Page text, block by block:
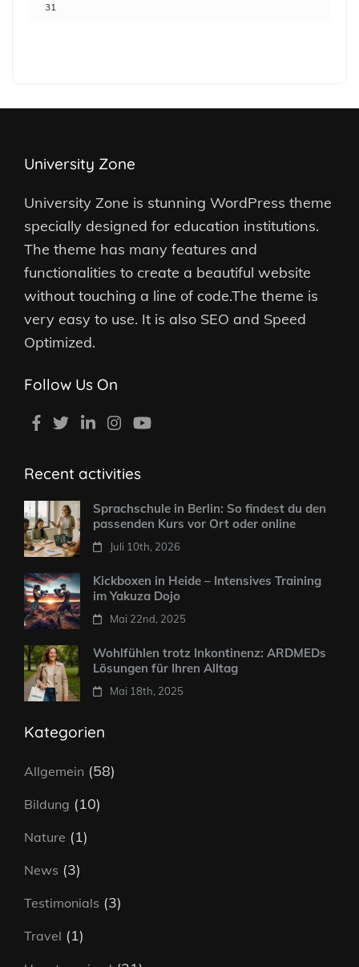
31
University Zone
University Zone is stunning WordPress theme
specially designed for education institutions.
The theme has many features and
functionalities to create a beautiful website
without touching a line of code.The theme is
very easy to use. It is also SEO and Speed
Optimized.
Follow Us On
Recent activities
Sprachschule in Berlin: So findest du den
passenden Kurs vor Ort oder online
Juli 10th, 2026
Kickboxen in Heide – Intensives Training
im Yakuza Dojo
Mai 22nd, 2025
Wohlfühlen trotz Inkontinenz: ARDMEDs
Lösungen für Ihren Alltag
Mai 18th, 2025
Kategorien
Allgemein (58)
Bildung (10)
Nature (1)
News (3)
Testimonials (3)
Travel (1)